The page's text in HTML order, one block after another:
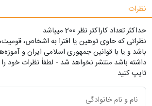
نظرات
حداکثر تعداد کاراکتر نظر 200 ميياشد
نظراتی که حاوی توهین یا افترا به اشخاص،
باشد و یا با قوانین جمهوری اسلامی ایران و
داشته باشد منتشر نخواهد شد - لطفاً نظرات خود
تایپ کنید